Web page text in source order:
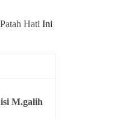
HatiIni
M.galih